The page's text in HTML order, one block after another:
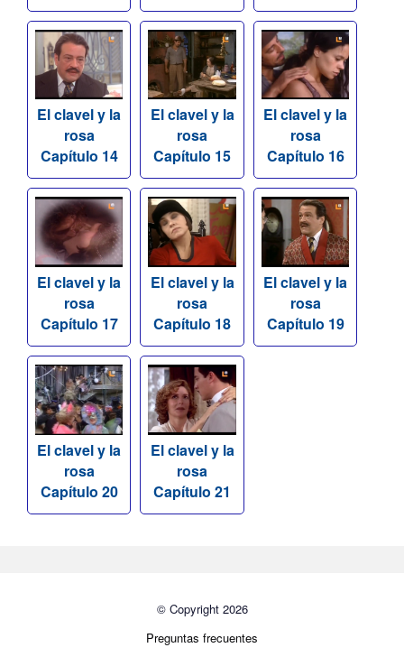
El clavel y la
rosa
Capítulo 14
El clavel y la
rosa
Capítulo 15
El clavel y la
rosa
Capítulo 16
El clavel y la
rosa
Capítulo 17
El clavel y la
rosa
Capítulo 18
El clavel y la
rosa
Capítulo 19
El clavel y la
rosa
Capítulo 20
El clavel y la
rosa
Capítulo 21
© Copyright 2026
Preguntas frecuentes